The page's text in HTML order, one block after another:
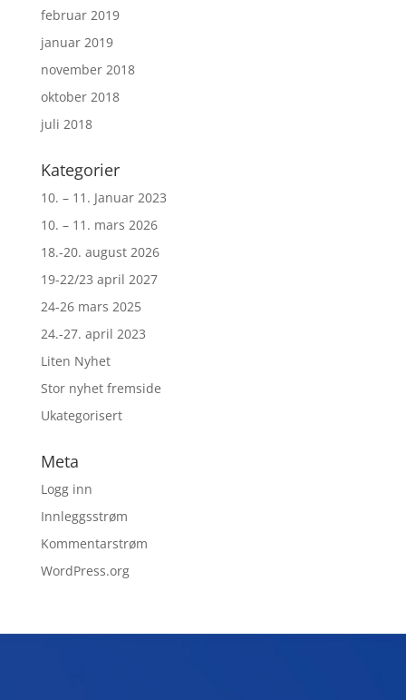
februar 2019
januar 2019
november 2018
oktober 2018
juli 2018
Kategorier
10. – 11. Januar 2023
10. – 11. mars 2026
18.-20. august 2026
19-22/23 april 2027
24-26 mars 2025
24.-27. april 2023
Liten Nyhet
Stor nyhet fremside
Ukategorisert
Meta
Logg inn
Innleggsstrøm
Kommentarstrøm
WordPress.org